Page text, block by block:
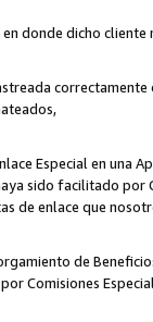
donde dicho
Especial en una
sido facilitado
de enlace que
de
Comisiones